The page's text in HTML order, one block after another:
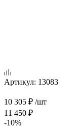
Артикул: 13083
10 305 ₽ /шт
11 450 ₽
-10%